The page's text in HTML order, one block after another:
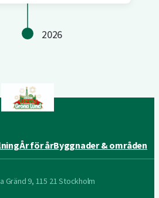
2026
År för årByggnader & områden
Gränd 9, 115 21 Stockholm